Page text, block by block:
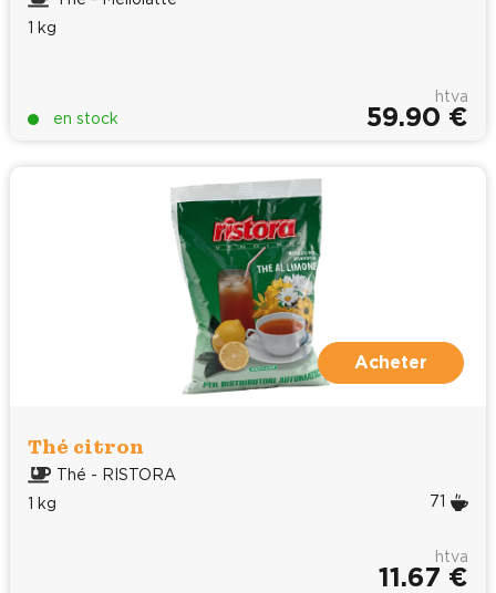
1 kg
en stock
htva
59.90 €
Acheter
Thé citron
Thé - RISTORA
1 kg
71
htva
11.67 €